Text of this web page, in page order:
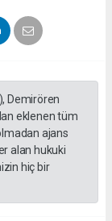
Demirören
eklenen tüm
ajans
alan hukuki
hiç bir